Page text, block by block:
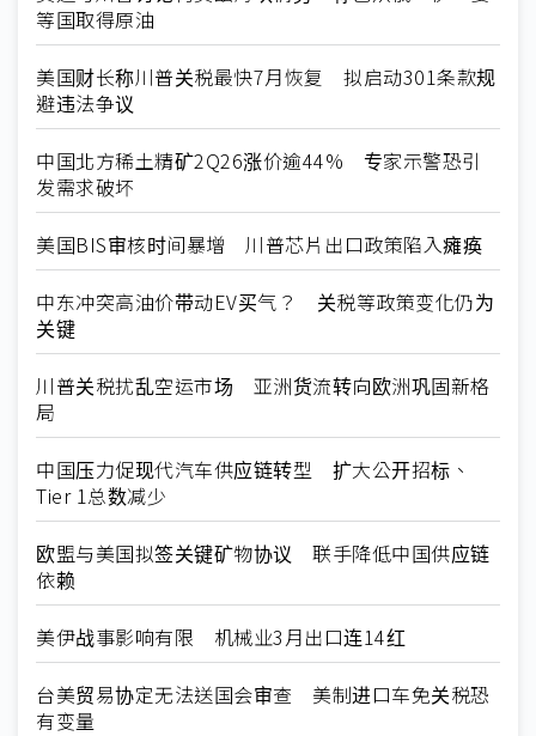
等国取得原油
美国财长称川普关税最快7月恢复 拟启动301条款规
避违法争议
中国北方稀土精矿2Q26涨价逾44% 专家示警恐引
发需求破坏
美国BIS审核时间暴增 川普芯片出口政策陷入瘫痪
中东冲突高油价带动EV买气？ 关税等政策变化仍为
关键
川普关税扰乱空运市场 亚洲货流转向欧洲巩固新格
局
中国压力促现代汽车供应链转型 扩大公开招标、
Tier 1总数减少
欧盟与美国拟签关键矿物协议 联手降低中国供应链
依赖
美伊战事影响有限 机械业3月出口连14红
台美贸易协定无法送国会审查 美制进口车免关税恐
有变量